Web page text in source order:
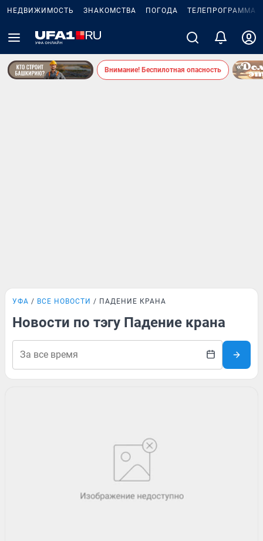
НЕДВИЖИМОСТЬ ЗНАКОМСТВА ПОГОДА ТЕЛЕПРОГРАММА
Внимание! Беспилотная опасность
УФА ВСЕ НОВОСТИ ПАДЕНИЕ КРАНА
Новости по тэгу Падение крана